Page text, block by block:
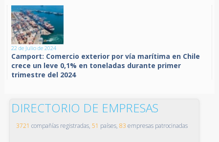
22 de Julio de 2024
Camport: Comercio exterior por vía marítima en Chile
crece un leve 0,1% en toneladas durante primer
trimestre del 2024
DIRECTORIO DE EMPRESAS
3721 compañías registradas, 51 países, 83 empresas patrocinadas